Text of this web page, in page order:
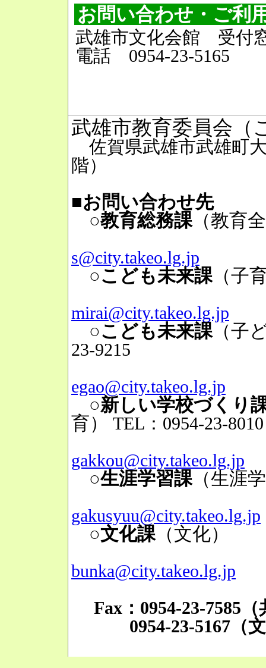
お問い合わせ・ご利
武雄市文化会館 受付
電話 0954-23-5165
武雄市教育委員会（
佐賀県武雄市武雄町
階）
■お問い合わせ先
○教育総務課（教育
s@city.takeo.lg.jp
○こども未来課（子
mirai@city.takeo.lg.jp
○こども未来課（子
23-9215
egao@city.takeo.lg.jp
○新しい学校づくり
育）
TEL：0954-23-8010
gakkou@city.takeo.lg.jp
○生涯学習課（生涯
gakusyuu@city.takeo.lg.jp
○文化課（文化）
bunka@city.takeo.lg.jp
Fax：0954-23-7585
0954-23-5167（文